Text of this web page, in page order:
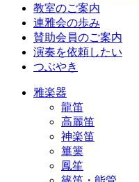
教室のご案内
連雅会の歩み
賛助会員のご案内
演奏を依頼したい
つぶやき
雅楽器
龍笛
高麗笛
神楽笛
篳篥
鳳笙